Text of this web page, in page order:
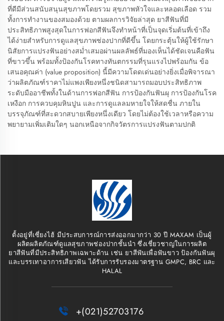
ที่ดีมีส่วนสนับสนุนสุขภาพโดยรวม สุขภาพหัวใจและหลอดเลือด รวม
ทั้งการทำงานของสมองด้วย ตามผลการวิจัยล่าสุด ยาสีฟันที่มี
ประสิทธิภาพสูงสุดในการฟอกสีฟันจึงทำหน้าที่เป็นจุดเริ่มต้นที่เข้าถึง
ได้ง่ายสำหรับการดูแลสุขภาพช่องปากที่ดีขึ้น โดยกระตุ้นให้ผู้ใช้รักษา
นิสัยการแปรงฟันอย่างสม่ำเสมอผ่านผลลัพธ์ที่มองเห็นได้ชัดเจนคือฟัน
ที่ขาวขึ้น พร้อมทั้งป้องกันโรคทางทันตกรรมที่รุนแรงไปพร้อมกัน ข้อ
เสนอคุณค่า (value proposition) นี้มีความโดดเด่นอย่างยิ่งเมื่อพิจารณา
ว่าผลิตภัณฑ์ราคาไม่แพงเพียงหนึ่งชนิดสามารถมอบประสิทธิภาพ
ระดับมืออาชีพทั้งในด้านการฟอกสีฟัน การป้องกันฟันผุ การป้องกันโรค
เหงือก การควบคุมหินปูน และการดูแลลมหายใจให้สดชื่น ภายใน
บรรจุภัณฑ์ที่สะดวกสบายเพียงหนึ่งเดียว โดยไม่ต้องใช้เวลาหรือความ
พยายามเพิ่มเติมใดๆ นอกเหนือจากกิจวัตรการแปรงฟันตามปกติ
ตั้งอยู่ที่เซี่ยงไฮ้ มีประสบการณ์การส่งออกมากว่า 30 ปี MAXAM เป็นผู้
ผลิตผลิตภัณฑ์ดูแลสุขภาพช่องปากชั้นนำ ซึ่งเชี่ยวชาญในการผลิต
ยาสีฟันที่มีประสิทธิภาพเฉพาะด้าน เช่น ยาสีฟันเพื่อฟันขาว ป้องกันฟันผุ
และบรรเทาอาการเสียวฟัน ได้รับการรับรองมาตรฐาน GMPC, BRC และ
HALAL
 +(021)52703176